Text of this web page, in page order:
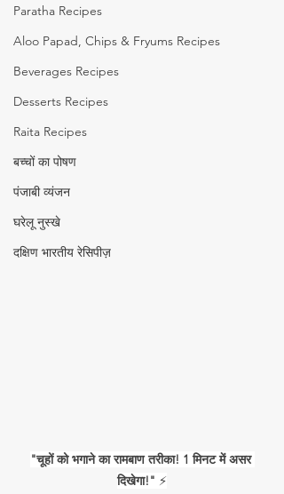
Paratha Recipes
Aloo Papad, Chips & Fryums Recipes
Beverages Recipes
Desserts Recipes
Raita Recipes
बच्चों का पोषण
पंजाबी व्यंजन
घरेलू नुस्खे
दक्षिण भारतीय रेसिपीज़
"चूहों को भगाने का रामबाण तरीका! 1 मिनट में असर
दिखेगा!" ⚡